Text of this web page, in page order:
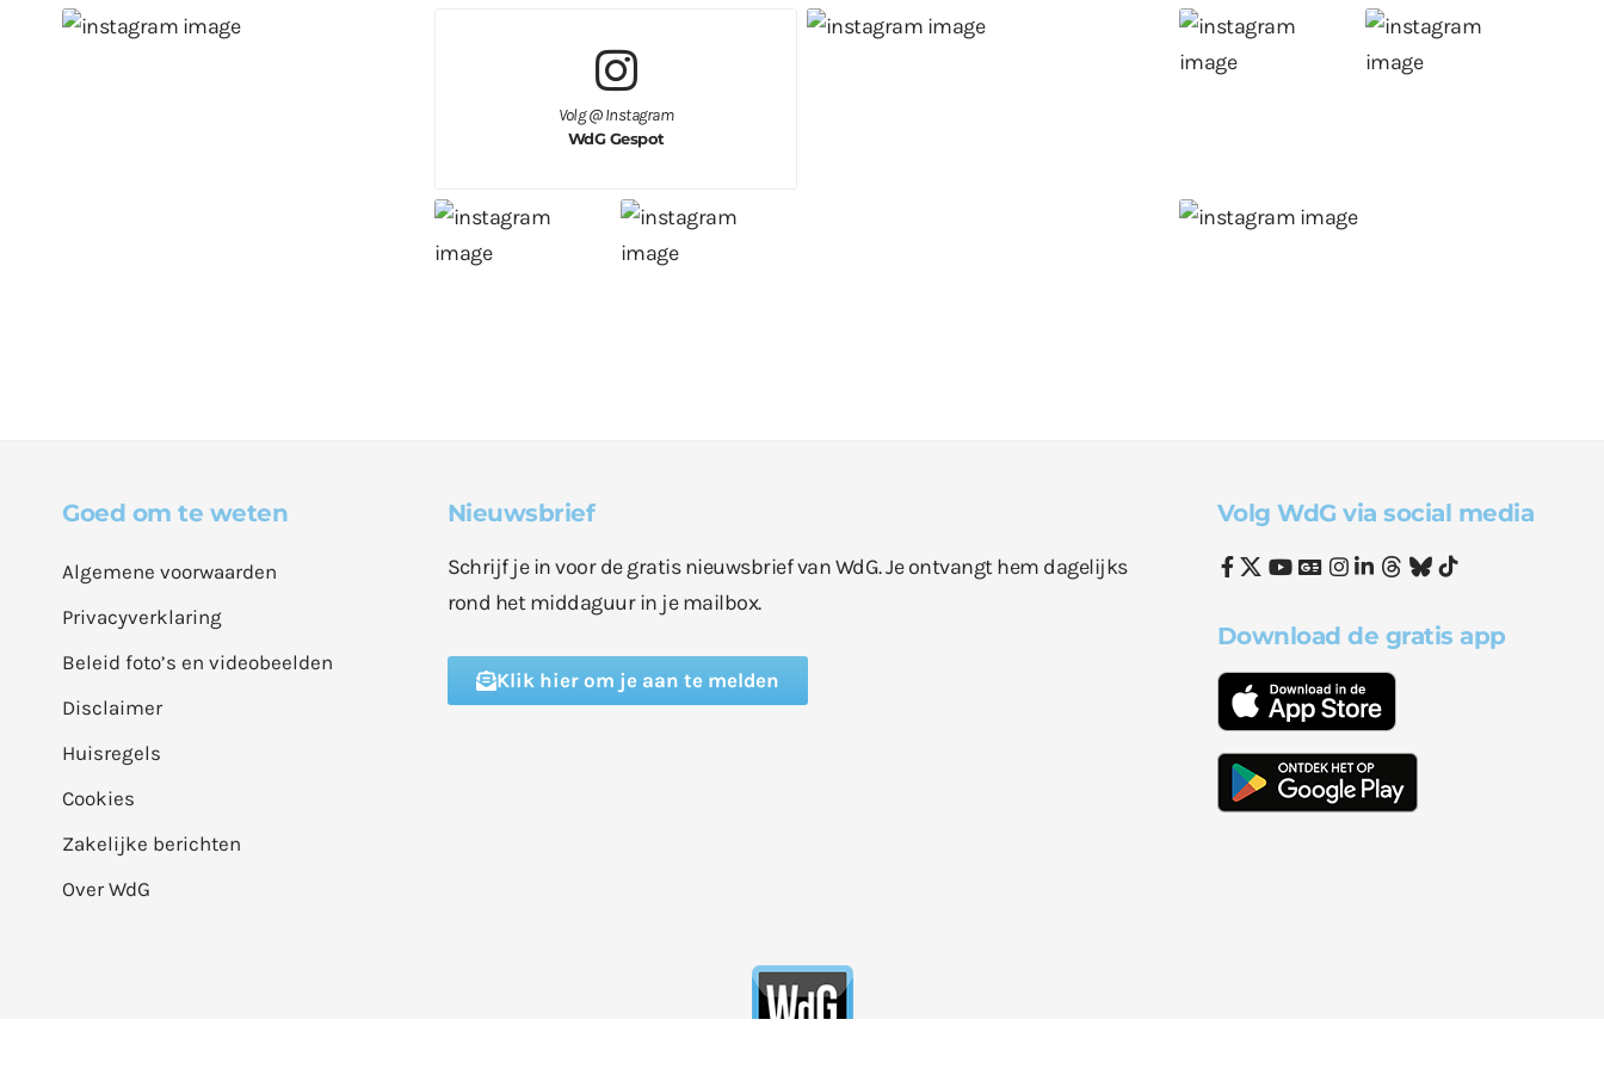
Volg @ Instagram
WdG Gespot
Goed om te weten
Algemene voorwaarden
Privacyverklaring
Beleid foto’s en videobeelden
Disclaimer
Huisregels
Cookies
Zakelijke berichten
Over WdG
Nieuwsbrief
Schrijf je in voor de gratis nieuwsbrief van WdG. Je ontvangt hem dagelijks
rond het middaguur in je mailbox.
Klik hier om je aan te melden
Volg WdG via social media
Download de gratis app